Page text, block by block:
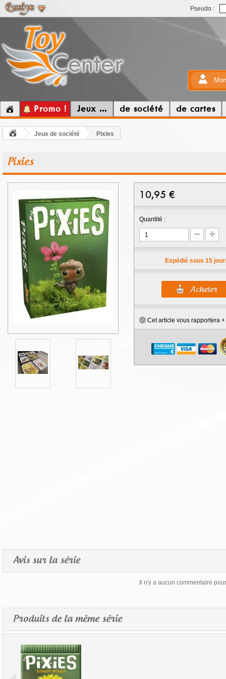
Pseudo :
Promo ! Jeux ... de société de cartes
Jeux de société Pixies
Pixies
10,95 €
Quantité :
Expédié sous 15
Cet article vous rapportera +
Avis sur la série
Il n'y a aucun commentaire
Produits de la même série